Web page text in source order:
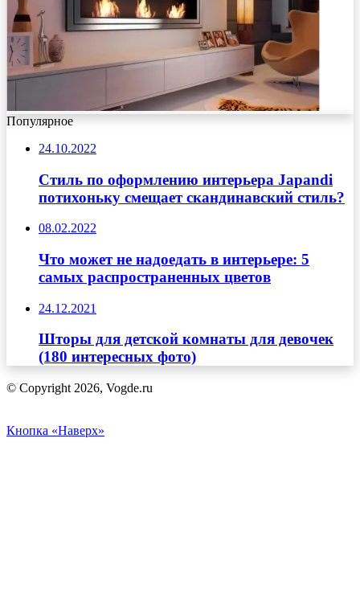
Популярное
24.10.2022
Стиль по оформлению интерьера Japandi
потихоньку смещает скандинавский стиль?
08.02.2022
Что может не надоедать в интерьере: 5
самых распространенных цветов
24.12.2021
Шторы для детской комнаты для девочек
(180 интересных фото)
© Copyright 2026, Vogde.ru
Кнопка «Наверх»